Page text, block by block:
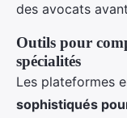
des avocats
Outils pour
spécialités
Les plateformes
sophistiqués